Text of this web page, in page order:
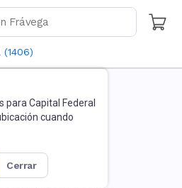
(1406)
para Capital Federal
cuando
cerrar
no existe